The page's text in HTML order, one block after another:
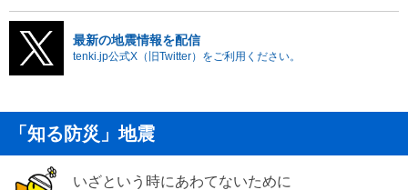
最新の地震情報を配信
tenki.jp公式X（旧Twitter）をご利用ください。
「知る防災」地震
いざという時にあわてないために